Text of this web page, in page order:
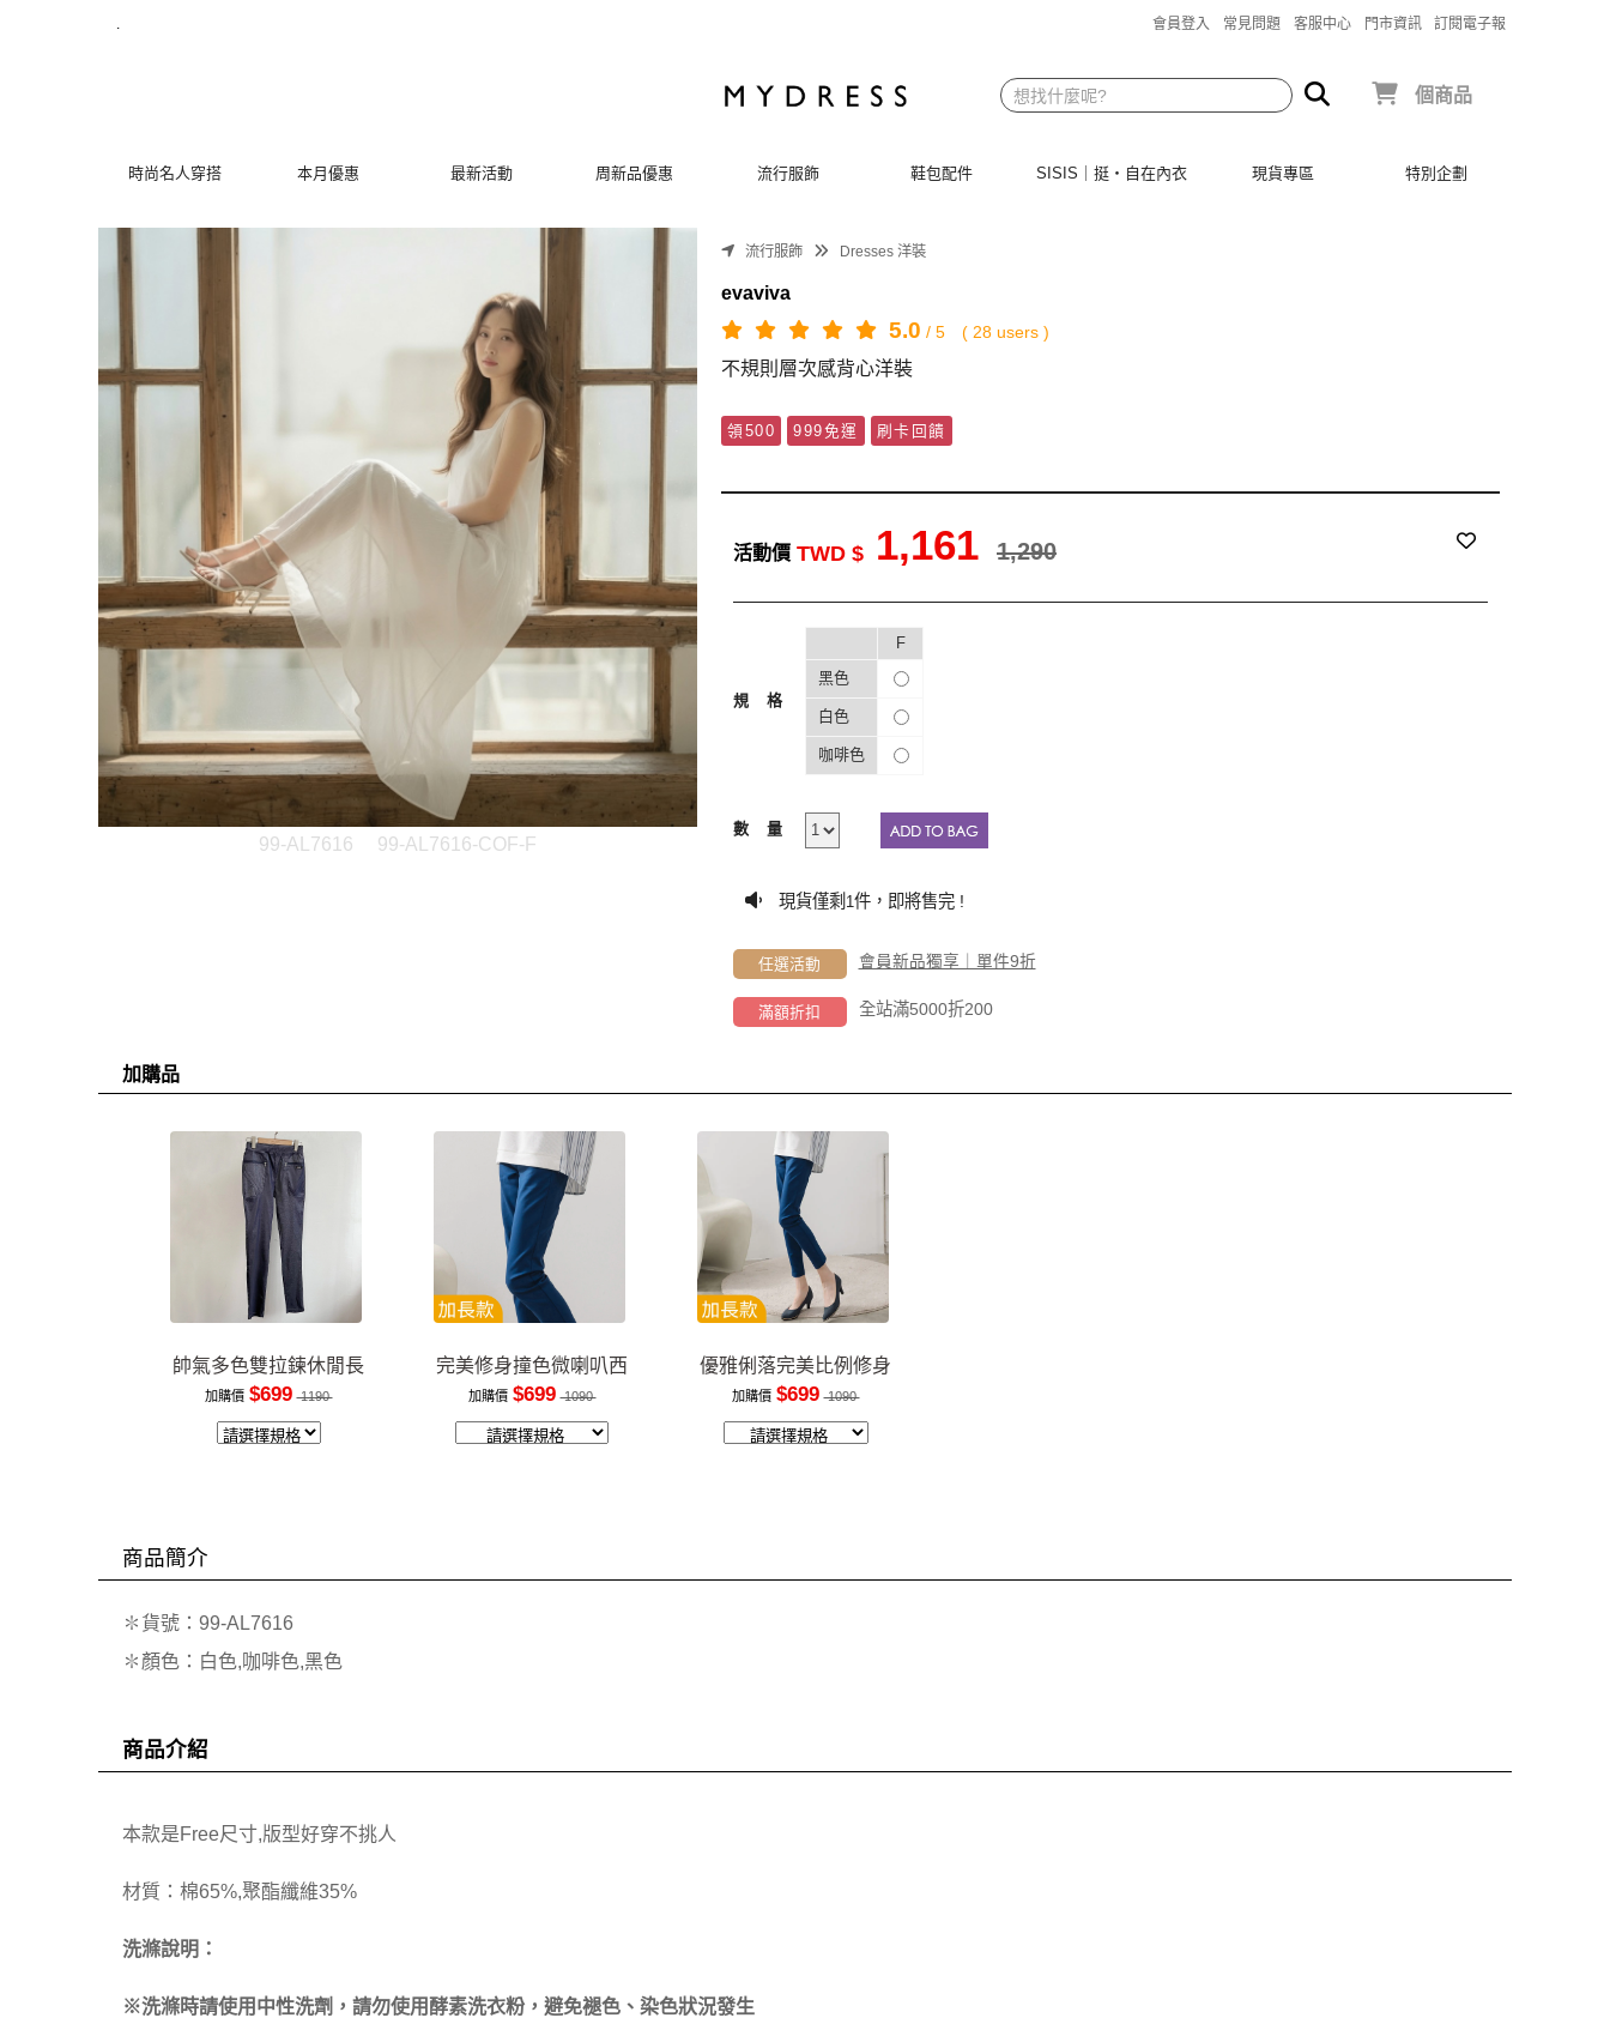
. 會員登入 常見問題 客服中心 門市資訊 訂閱電子報
個商品
時尚名人穿搭 本月優惠 最新活動 周新品優惠 流行服飾 鞋包配件 SISIS｜挺‧自在內衣 現貨專區 特別企劃
99-AL7616 99-AL7616-COF-F
流行服飾 Dresses 洋裝
evaviva
5.0 / 5 ( 28 users )
不規則層次感背心洋裝
領500 999免運 刷卡回饋
活動價 TWD $ 1,161 1,290
規格
F
黑色
白色
咖啡色
數量
現貨僅剩 1件，即將售完 !
任選活動 會員新品獨享｜單件9折
滿額折扣 全站滿5000折200
加購品
帥氣多色雙拉鍊休閒長
褲
加購價 $699 1190
完美修身撞色微喇叭西
裝褲
加購價 $699 1090
優雅俐落完美比例修身
長褲
加購價 $699 1090
商品簡介
✽貨號：99-AL7616
✽顏色：白色,咖啡色,黑色
商品介紹
本款是Free尺寸,版型好穿不挑人
材質：棉65%,聚酯纖維35%
洗滌說明：
※洗滌時請使用中性洗劑，請勿使用酵素洗衣粉，避免褪色、染色狀況發生